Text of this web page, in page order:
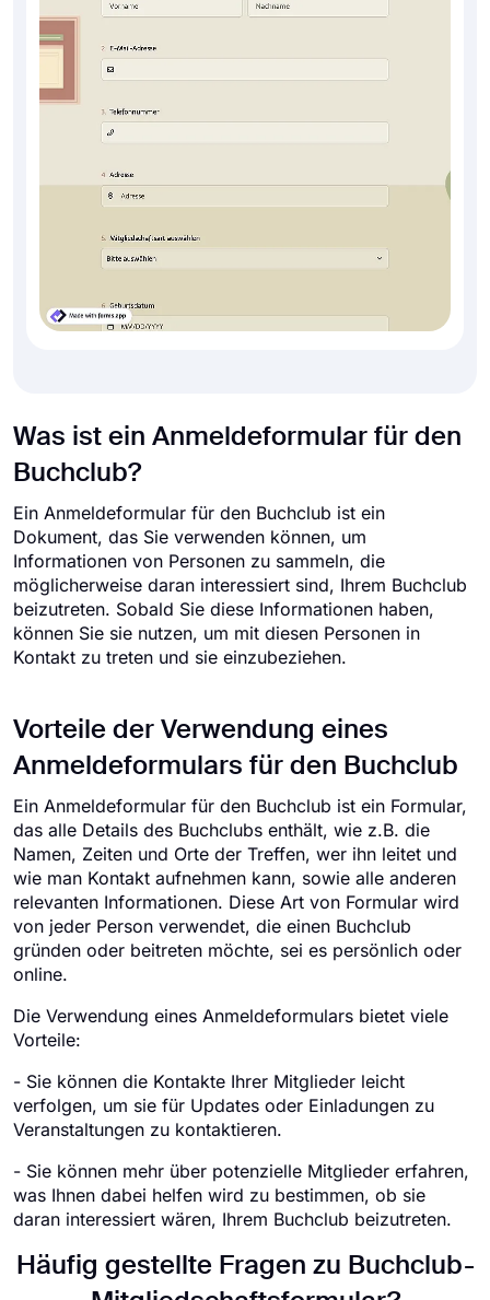
Was ist ein Anmeldeformular für den
Buchclub?
Ein Anmeldeformular für den Buchclub ist ein
Dokument, das Sie verwenden können, um
Informationen von Personen zu sammeln, die
möglicherweise daran interessiert sind, Ihrem Buchclub
beizutreten. Sobald Sie diese Informationen haben,
können Sie sie nutzen, um mit diesen Personen in
Kontakt zu treten und sie einzubeziehen.
Vorteile der Verwendung eines
Anmeldeformulars für den Buchclub
Ein Anmeldeformular für den Buchclub ist ein Formular,
das alle Details des Buchclubs enthält, wie z.B. die
Namen, Zeiten und Orte der Treffen, wer ihn leitet und
wie man Kontakt aufnehmen kann, sowie alle anderen
relevanten Informationen. Diese Art von Formular wird
von jeder Person verwendet, die einen Buchclub
gründen oder beitreten möchte, sei es persönlich oder
online.
Die Verwendung eines Anmeldeformulars bietet viele
Vorteile:
- Sie können die Kontakte Ihrer Mitglieder leicht
verfolgen, um sie für Updates oder Einladungen zu
Veranstaltungen zu kontaktieren.
- Sie können mehr über potenzielle Mitglieder erfahren,
was Ihnen dabei helfen wird zu bestimmen, ob sie
daran interessiert wären, Ihrem Buchclub beizutreten.
Häufig gestellte Fragen zu Buchclub-